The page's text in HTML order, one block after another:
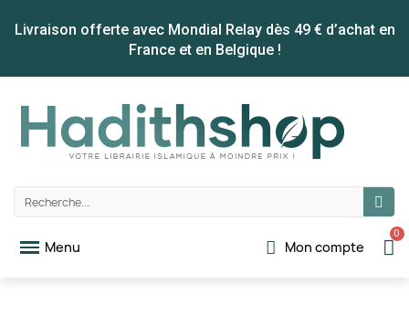
Livraison offerte avec Mondial Relay dès 49 € d’achat en
France et en Belgique !
Mon compte